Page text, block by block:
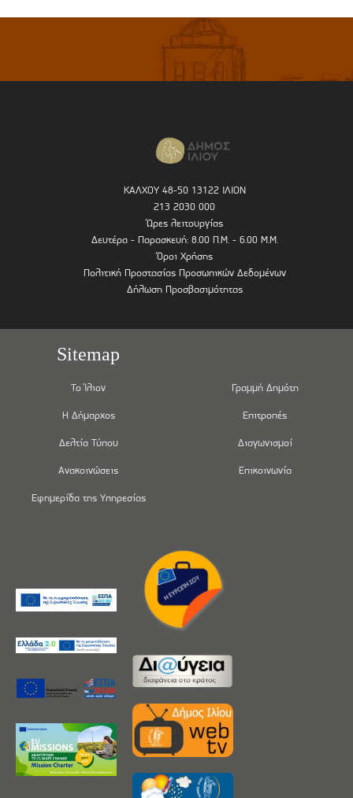
ΚΑΛΧΟΥ 48-50 13122 ΙΛΙΟΝ
213 2030 000
Ώρες λειτουργίας
Δευτέρα - Παρασκευή: 8.00 Π.Μ. - 6.00 Μ.Μ.
Όροι Χρήσης
Πολιτική Προστασίας Προσωπικών Δεδομένων
Δήλωση Προσβασιμότητας
Sitemap
Το Ίλιον
Η Δήμαρχος
Δελτία Τύπου
Ανακοινώσεις
Εφημερίδα της Υπηρεσίας
Γραμμή Δημότη
Επιτροπές
Διαγωνισμοί
Επικοινωνία